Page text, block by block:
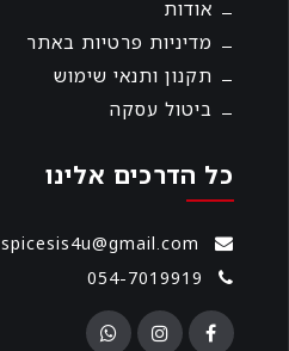
אודות
מדיניות פרטיות באתר
תקנון ותנאי שימוש
ביטול עסקה
כל הדרכים אלינו
spicesis4u@gmail.com
054-7019919